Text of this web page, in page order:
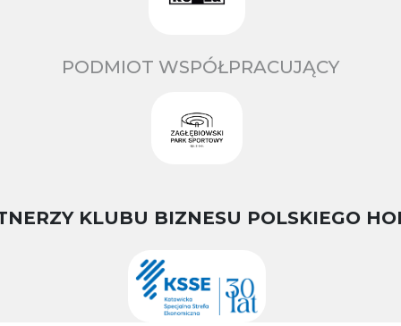
PODMIOT WSPÓŁPRACUJĄCY
KLUBU BIZNESU POLSKIEGO